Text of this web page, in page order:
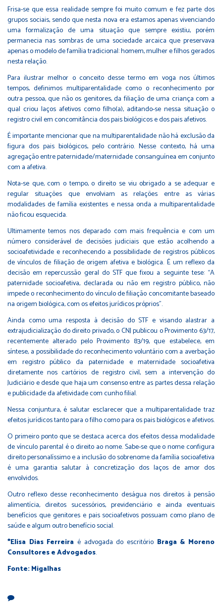
Frisa-se que essa realidade sempre foi muito comum e fez parte dos
grupos sociais, sendo que nesta nova era estamos apenas vivenciando
uma formalização de uma situação que sempre existiu, porém
permanecia nas sombras de uma sociedade arcaica que preservava
apenas o modelo de família tradicional: homem, mulher e filhos gerados
nesta relação.
Para ilustrar melhor o conceito desse termo em voga nos últimos
tempos, definimos multiparentalidade como o reconhecimento por
outra pessoa, que não os genitores, da filiação de uma criança com a
qual criou laços afetivos como filho(a), aditando-se nessa situação o
registro civil em concomitância dos pais biológicos e dos pais afetivos.
É importante mencionar que na multiparentalidade não há exclusão da
figura dos pais biológicos, pelo contrário. Nesse contexto, há uma
agregação entre paternidade/maternidade consanguínea em conjunto
com a afetiva.
Nota-se que, com o tempo, o direito se viu obrigado a se adequar e
regular situações que envolviam as relações entre as várias
modalidades de família existentes e nessa onda a multiparentalidade
não ficou esquecida.
Ultimamente temos nos deparado com mais frequência e com um
número considerável de decisões judiciais que estão acolhendo a
socioafetividade e reconhecendo a possibilidade de registros públicos
de vínculos de filiação de origem afetiva e biológica. É um reflexo da
decisão em repercussão geral do STF que fixou a seguinte tese: “A
paternidade socioafetiva, declarada ou não em registro público, não
impede o reconhecimento do vínculo de filiação concomitante baseado
na origem biológica, com os efeitos jurídicos próprios”.
Ainda como uma resposta à decisão do STF e visando alastrar a
extrajudicialização do direito privado, o CNJ publicou o Provimento63/17,
recentemente alterado pelo Provimento 83/19, que estabelece, em
síntese, a possibilidade do reconhecimento voluntário com a averbação
em registro público da paternidade e maternidade socioafetiva
diretamente nos cartórios de registro civil, sem a intervenção do
Judiciário e desde que haja um consenso entre as partes dessa relação
e publicidade da afetividade com cunho filial.
Nessa conjuntura, é salutar esclarecer que a multiparentalidade traz
efeitos jurídicos tanto para o filho como para os pais biológicos e afetivos.
O primeiro ponto que se destaca acerca dos efeitos dessa modalidade
de vínculo parental é o direito ao nome. Sabe-se que o nome configura
direito personalíssimo e a inclusão do sobrenome da família socioafetiva
é uma garantia salutar à concretização dos laços de amor dos
envolvidos.
Outro reflexo desse reconhecimento deságua nos direitos à pensão
alimentícia, direitos sucessórios, previdenciário e ainda eventuais
benefícios que genitores e pais socioafetivos possuam como plano de
saúde e algum outro benefício social.
*Elisa Dias Ferreira é advogada do escritório Braga & Moreno
Consultores e Advogados.
Fonte: Migalhas